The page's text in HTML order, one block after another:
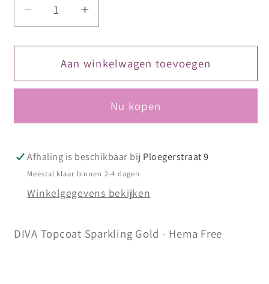
Aantal
verlagen
voor
Topcoat
-
Wipe
15
ml
Aantal
verhogen
voor
DIVA
Topcoat
Silver
-
Wipe
15
ml
Aan winkelwagen toevoegen
Nu kopen
Afhaling is beschikbaar bij Ploegerstraat 9
Meestal klaar binnen 2-4 dagen
Winkelgegevens bekijken
DIVA Topcoat Sparkling Gold - Hema Free